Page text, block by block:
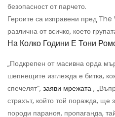
безопасност от парчето.
Героите са изправени пред
различна от всичко, което
На Колко Години Е Тони
„Подкрепен от масивна орда
шепнещите изглежда е битка,
спечелят“, заяви мрежата ,
страхът, който той поражда, ще
породи параноя, пропаганда,